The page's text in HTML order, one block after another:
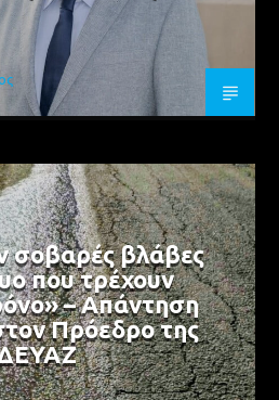
σοβαρές βλάβες
που τρέχουν
– Απάντηση
Πρόεδρο της